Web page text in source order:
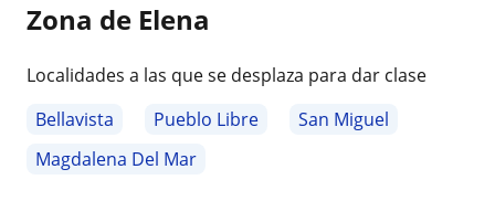
Zona de Elena
Localidades a las que se desplaza para dar clase
Bellavista
Pueblo Libre
San Miguel
Magdalena Del Mar